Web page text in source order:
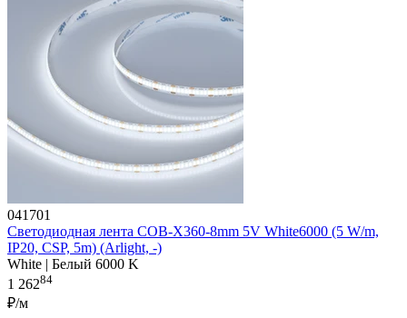
041701
Светодиодная лента COB-X360-8mm 5V White6000 (5 W/m,
IP20, CSP, 5m) (Arlight, -)
White | Белый 6000 K
1 26284
₽/м